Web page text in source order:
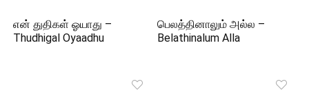
என் துதிகள் ஓயாது –
Thudhigal Oyaadhu
பெலத்தினாலும் அல்ல –
Belathinalum Alla